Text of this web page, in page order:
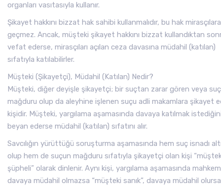
organları vasıtasıyla kullanır.
Şikayet hakkını bizzat hak sahibi kullanmalıdır, bu hak mirasçılara
geçmez. Ancak, müşteki şikayet hakkını bizzat kullandıktan
vefat ederse, mirasçıları açılan ceza davasına müdahil (katılan)
sıfatıyla katılabilirler.
Müşteki (Şikayetçi), Müdahil (Katılan) Nedir?
Müşteki, diğer deyişle şikayetçi; bir suçtan zarar gören veya
mağduru olup da aleyhine işlenen suçu adli makamlara şikayet
kişidir. Müşteki, yargılama aşamasında davaya katılmak
beyan ederse müdahil (katılan) sıfatını alır.
Savcılığın yürüttüğü soruşturma aşamasında hem suç isnadı
olup hem de suçun mağduru sıfatıyla şikayetçi olan kişi
şüpheli” olarak dinlenir. Aynı kişi, yargılama aşamasında
davaya müdahil olmazsa “müşteki sanık”, davaya müdahil olursa